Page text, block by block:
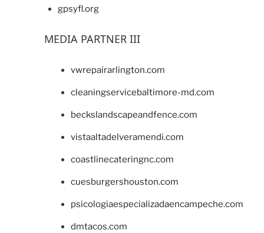
gpsyfl.org
MEDIA PARTNER III
vwrepairarlington.com
cleaningservicebaltimore-md.com
beckslandscapeandfence.com
vistaaltadelveramendi.com
coastlinecateringnc.com
cuesburgershouston.com
psicologiaespecializadaencampeche.com
dmtacos.com